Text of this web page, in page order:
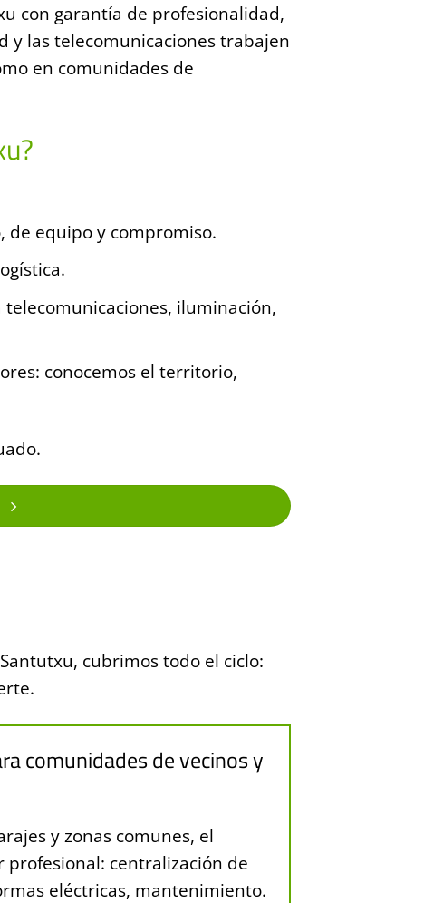
con garantía de profesionalidad,
y las telecomunicaciones trabajen
en comunidades de
de equipo y compromiso.
iluminación,
conocemos el territorio,
cubrimos todo el ciclo:
comunidades de vecinos y
y zonas comunes, el
profesional: centralización de
eléctricas, mantenimiento.